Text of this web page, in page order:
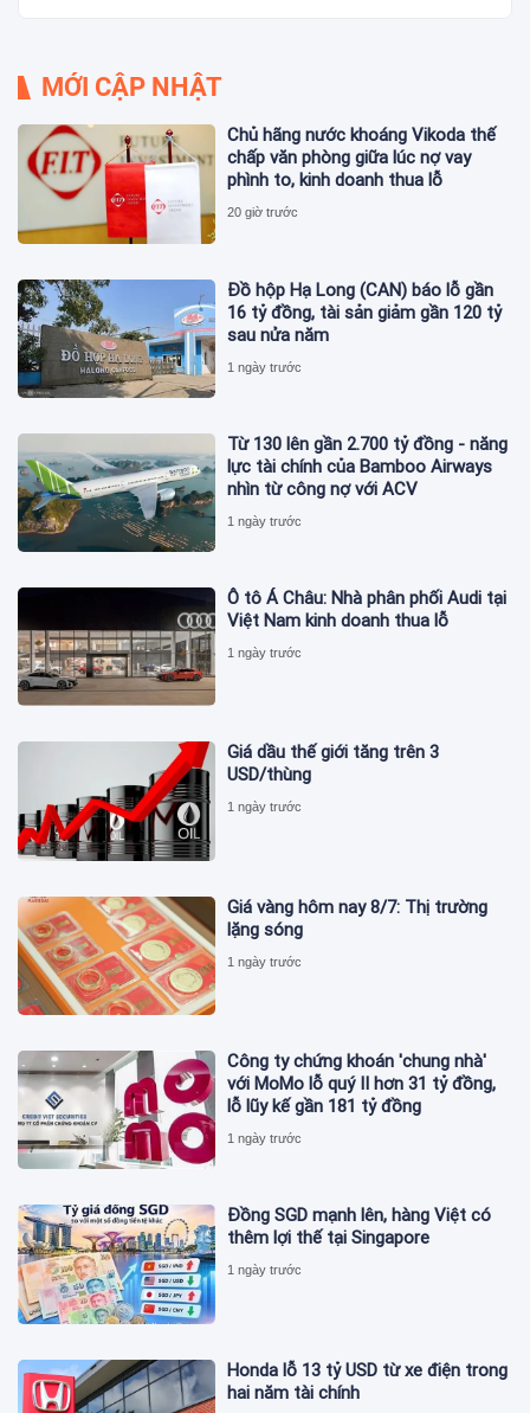
MỚI CẬP NHẬT
Chủ hãng nước khoáng Vikoda thế
chấp văn phòng giữa lúc nợ vay
phình to, kinh doanh thua lỗ
20 giờ trước
Đồ hộp Hạ Long (CAN) báo lỗ gần
16 tỷ đồng, tài sản giảm gần 120 tỷ
sau nửa năm
1 ngày trước
Từ 130 lên gần 2.700 tỷ đồng - năng
lực tài chính của Bamboo Airways
nhìn từ công nợ với ACV
1 ngày trước
Ô tô Á Châu: Nhà phân phối Audi tại
Việt Nam kinh doanh thua lỗ
1 ngày trước
Giá dầu thế giới tăng trên 3
USD/thùng
1 ngày trước
Giá vàng hôm nay 8/7: Thị trường
lặng sóng
1 ngày trước
Công ty chứng khoán 'chung nhà'
với MoMo lỗ quý II hơn 31 tỷ đồng,
lỗ lũy kế gần 181 tỷ đồng
1 ngày trước
Đồng SGD mạnh lên, hàng Việt có
thêm lợi thế tại Singapore
1 ngày trước
Honda lỗ 13 tỷ USD từ xe điện trong
hai năm tài chính